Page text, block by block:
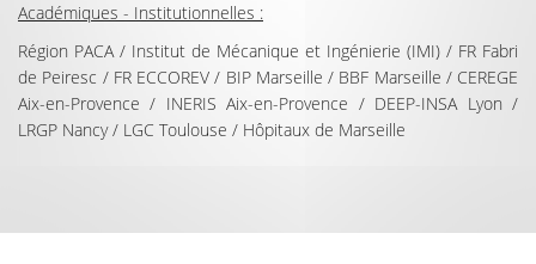
Académiques - Institutionnelles :
Région PACA / Institut de Mécanique et Ingénierie (IMI) / FR Fabri
de Peiresc / FR ECCOREV / BIP Marseille / BBF Marseille / CEREGE
Aix-en-Provence / INERIS Aix-en-Provence / DEEP-INSA Lyon /
LRGP Nancy / LGC Toulouse / Hôpitaux de Marseille